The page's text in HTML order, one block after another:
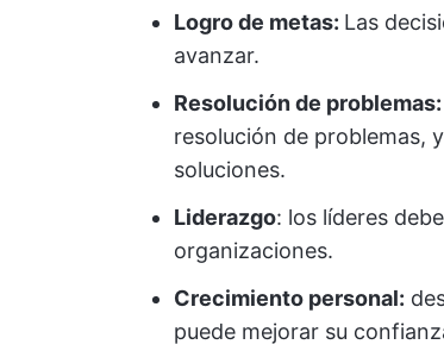
Logro de metas: Las
avanzar.
Resolución de problemas:
resolución de problemas,
soluciones.
Liderazgo: los líderes
organizaciones.
Crecimiento personal:
puede mejorar su